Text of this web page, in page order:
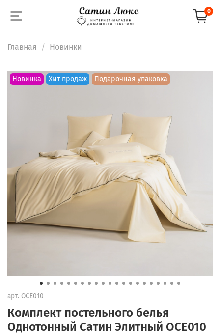
0
Главная Новинки
Новинка Хит продаж Подарочная упаковка
арт. OCE010
Комплект постельного белья
Однотонный Сатин Элитный OCE010